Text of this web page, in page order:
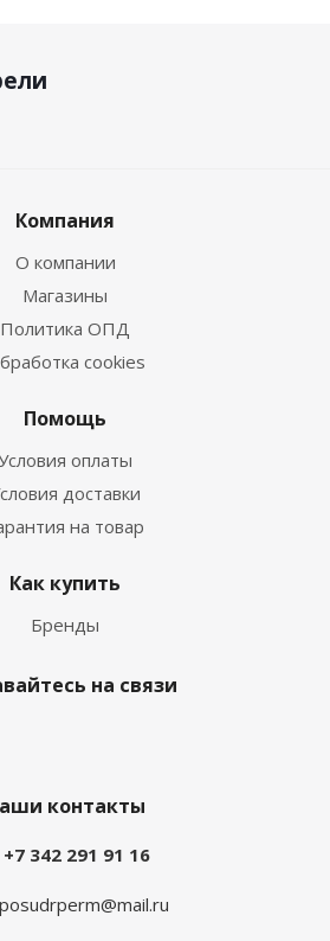
Компания
О компании
Магазины
Политика ОПД
cookies
Помощь
оплаты
доставки
на товар
Как купить
Бренды
на связи
контакты
+7 342 291 91 16
posudrperm@mail.ru